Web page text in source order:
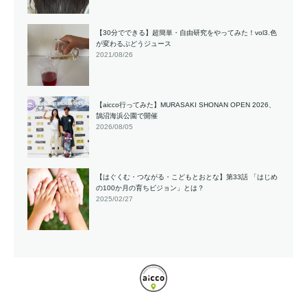
【30分でできる】超簡単・自由研究をやってみた！vol3.色
が変わるぶどうジュース
2021/08/26
【aicco行ってみた】MURASAKI SHONAN OPEN 2026、
鵠沼海浜公園で開催
2026/08/05
【はぐくむ・つながる・こどもとおとな】第33話 「はじめ
の100か月の育ちビジョン」とは？
2025/02/27